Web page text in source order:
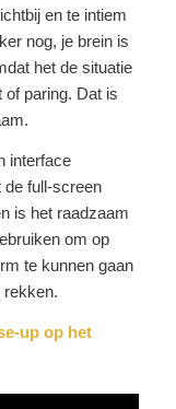
en te intiem
nog, je brein is
het de situatie
of paring. Dat is
interface
de full-screen
is het raadzaam
om op
te kunnen gaan
rekken.
up op het